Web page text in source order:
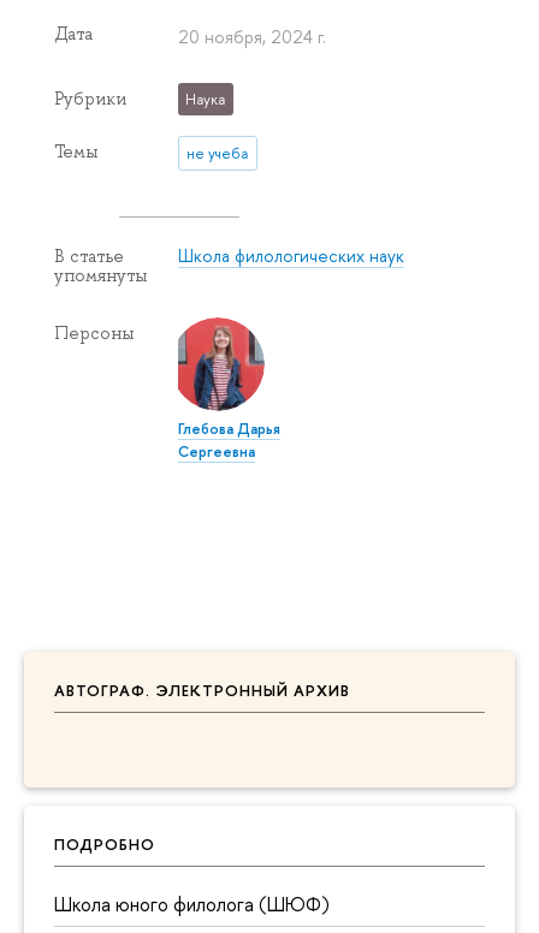
АВТОГРАФ. ЭЛЕКТРОННЫЙ АРХИВ
ПОДРОБНО
Школа юного филолога (ШЮФ)
Дата 20 ноября, 2024 г.
Рубрики Наука
Темы не учеба
В статье
упомянуты
Школа филологических наук
Персоны
Глебова Дарья
Сергеевна